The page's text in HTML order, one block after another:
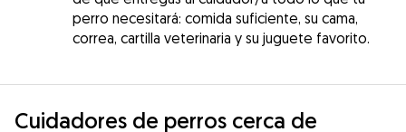
perro necesitará: comida suficiente, su cama,
correa, cartilla veterinaria y su juguete favorito.
Cuidadores de perros cerca de